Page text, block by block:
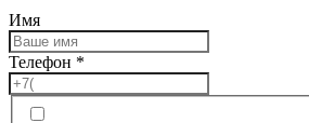
Имя
Телефон *